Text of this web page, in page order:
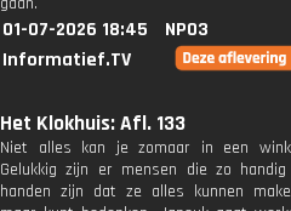
01-07-2026 18:45
NPO3
Informatief.TV
Het Klokhuis: Afl. 133
Niet alles kan je zomaar in een
Gelukkig zijn er mensen die zo
handen zijn dat ze alles kunnen